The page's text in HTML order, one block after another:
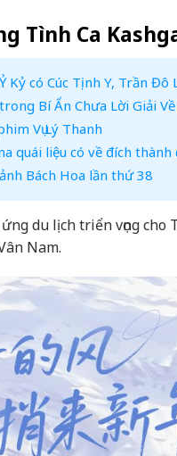
Tình Ca
có Cúc Tịnh Y, Trần Đô
Bí Ẩn Chưa Lời Giải
Vụ Lý Thanh
quái liệu có về đích thành
Bách Hoa lần thứ 38
du lịch triển vọng
Nam.